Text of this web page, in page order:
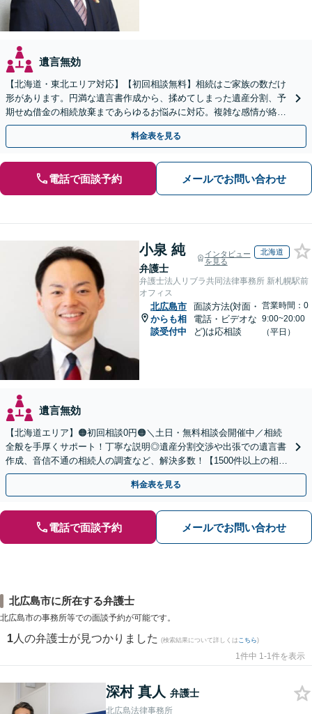
遺言無効
【北海道・東北エリア対応】【初回相談無料】相続はご家族の数だけ
形があります。円満な遺言書作成から、揉めてしまった遺産分割、予
期せぬ借金の相続放棄まであらゆるお悩みに対応。複雑な感情が絡む
相続トラブルもまずはご相談ください。WEB面談可。
料金表を見る
電話で面談予約 メールでお問い合わせ
小泉 純
弁護士
インタビュー
を見る
北海道
弁護士法人リブラ共同法律事務所 新札幌駅前
オフィス
北広島市
からも相
談受付中
面談方法(対面・
電話・ビデオな
ど)は応相談
営業時間：0
9:00~20:00
（平日）
遺言無効
【北海道エリア】🟠初回相談0円🟠＼土日・無料相談会開催中／相続
全般を手厚くサポート！丁寧な説明◎遺産分割交渉や出張での遺言書
作成、音信不通の相続人の調査など、解決多数！【1500件以上の相談
実績あり】【分かりやすい料金体系】
料金表を見る
電話で面談予約 メールでお問い合わせ
北広島市に所在する弁護士
北広島市の事務所等での面談予約が可能です。
1 人の弁護士が見つかりました (検索結果について詳しくは こちら)
1件中 1-1件を表示
深村 真人 弁護士
北広島法律事務所